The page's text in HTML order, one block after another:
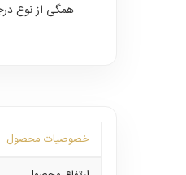
همگی از نوع
خصوصیات محصول